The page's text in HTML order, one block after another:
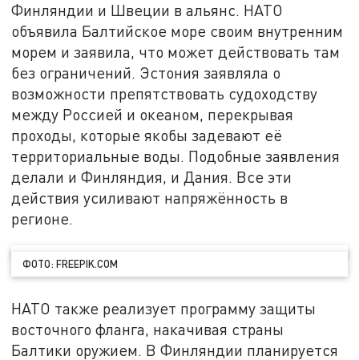
Финляндии и Швеции в альянс. НАТО
объявила Балтийское море своим внутренним
морем и заявила, что может действовать там
без ограничений. Эстония заявляла о
возможности препятствовать судоходству
между Россией и океаном, перекрывая
проходы, которые якобы задевают её
территориальные воды. Подобные заявления
делали и Финляндия, и Дания. Все эти
действия усиливают напряжённость в
регионе.
ФОТО: FREEPIK.COM
НАТО также реализует программу защиты
восточного фланга, накачивая страны
Балтики оружием. В Финляндии планируется